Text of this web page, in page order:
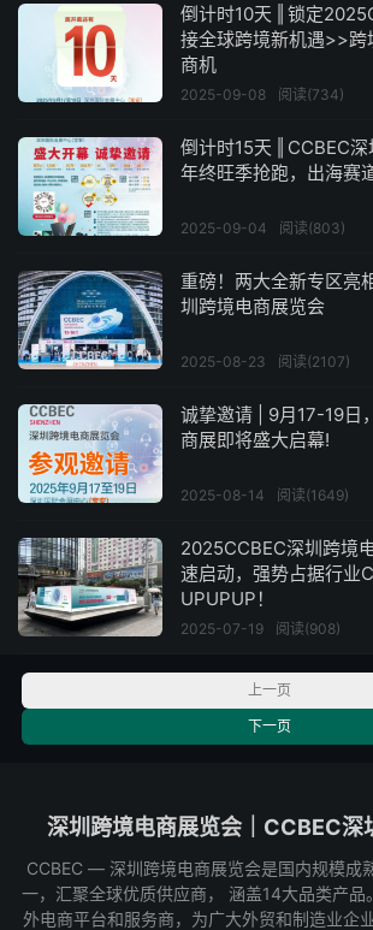
倒计时10天 ‖ 锁定
接全球跨境新机遇>>跨
商机
2025-09-08 阅读(734)
倒计时15天 ‖ CCBEC
年终旺季抢跑，出海赛
2025-09-04 阅读(803)
重磅！两大全新专区亮
圳跨境电商展览会
2025-08-23 阅读(2107)
诚挚邀请 | 9月17-19日
商展即将盛大启幕!
2025-08-14 阅读(1649)
2025CCBEC深圳跨境
速启动，强势占据行业
UPUPUP！
2025-07-19 阅读(908)
上一页
下一页
深圳跨境电商展览会｜CCBEC深
CCBEC ― 深圳跨境电商展览会是国内规模成
一，汇聚全球优质供应商， 涵盖14大品类产品
外电商平台和服务商，为广大外贸和制造业企